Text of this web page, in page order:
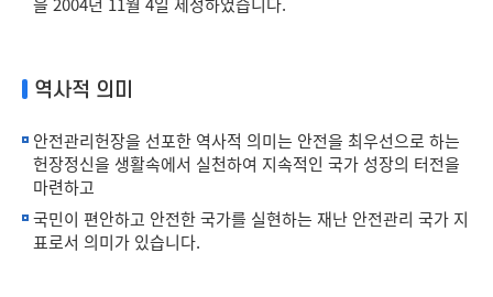
역사적 의미
안전관리헌장을 선포한 역사적 의미는 안전을 최우선으로 하는
헌장정신을 생활속에서 실천하여 지속적인 국가 성장의 터전을
마련하고
국민이 편안하고 안전한 국가를 실현하는 재난 안전관리 국가 지
표로서 의미가 있습니다.